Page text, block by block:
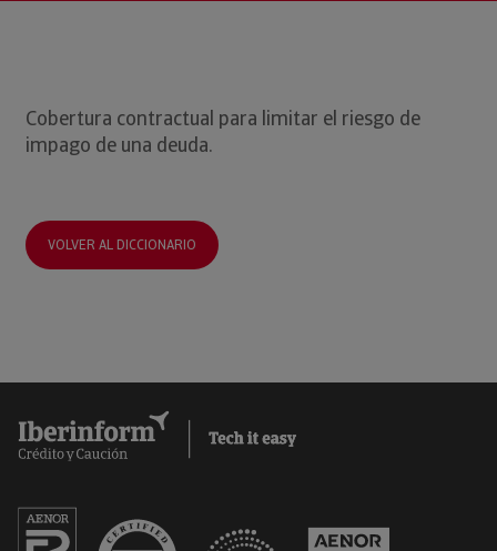
Cobertura contractual para limitar el riesgo de
impago de una deuda.
VOLVER AL DICCIONARIO